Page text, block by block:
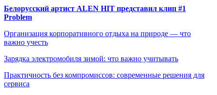
Белорусский артист ALEN HIT представил клип #1
Problem
Организация корпоративного отдыха на природе — что
важно учесть
Зарядка электромобиля зимой: что важно учитывать
Практичность без компромиссов: современные решения для
сервиса